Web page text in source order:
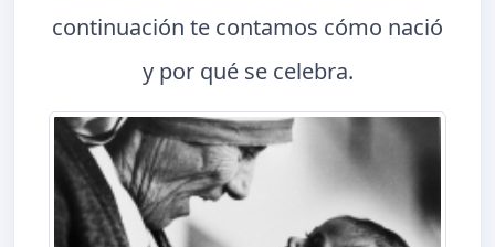
continuación te contamos cómo nació
y por qué se celebra.